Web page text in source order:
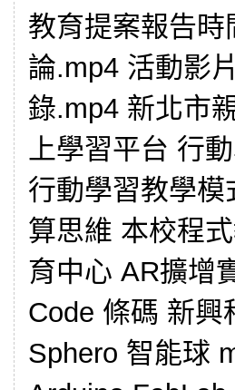
教育提案報告
論.mp4 活動影
錄.mp4 新北市
上學習平台 行
行動學習教學
算思維 本校程
育中心 AR擴增
Code 條碼 新興
Sphero 智能球